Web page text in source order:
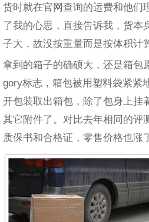
货时就在官网查询的运费和他们
了我的心思，直接告诉我，货本
子大，故没按重量而是按体积计
拿到的箱子的确硕大，还是箱包
gory标志，箱包被用塑料袋紧紧
开包装取出箱包，除了包身上挂
其它附件了。对比去年相同的评
质保书和合格证，零售价格也涨